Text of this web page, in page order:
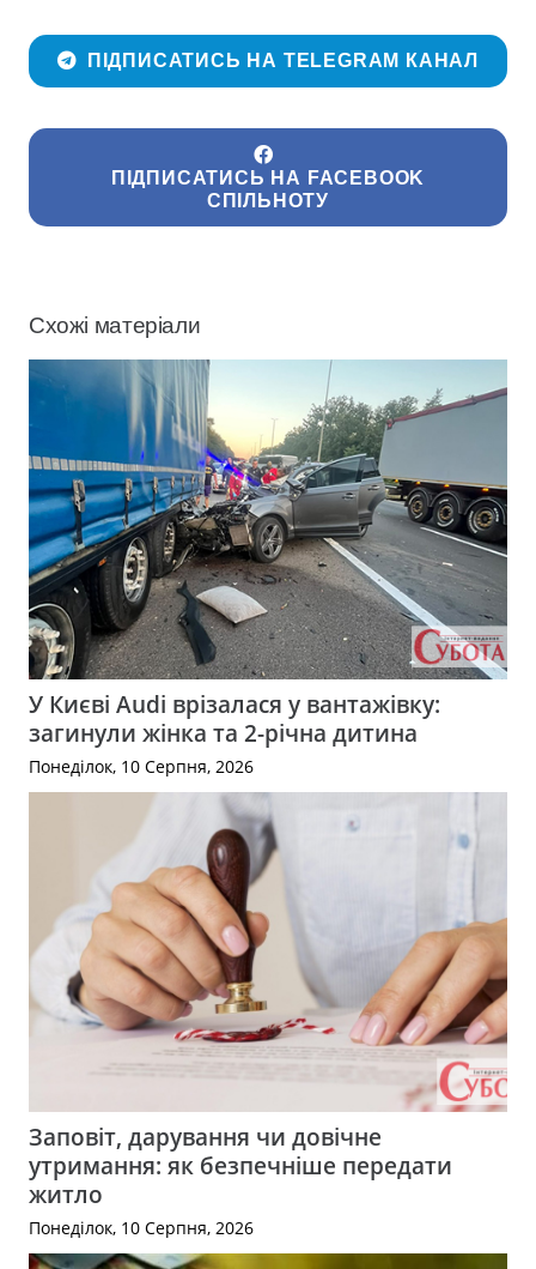
ПІДПИСАТИСЬ НА TELEGRAM КАНАЛ
ПІДПИСАТИСЬ НА FACEBOOK
СПІЛЬНОТУ
Схожі матеріали
У Києві Audi врізалася у вантажівку:
загинули жінка та 2-річна дитина
Понеділок, 10 Серпня, 2026
Заповіт, дарування чи довічне
утримання: як безпечніше передати
житло
Понеділок, 10 Серпня, 2026